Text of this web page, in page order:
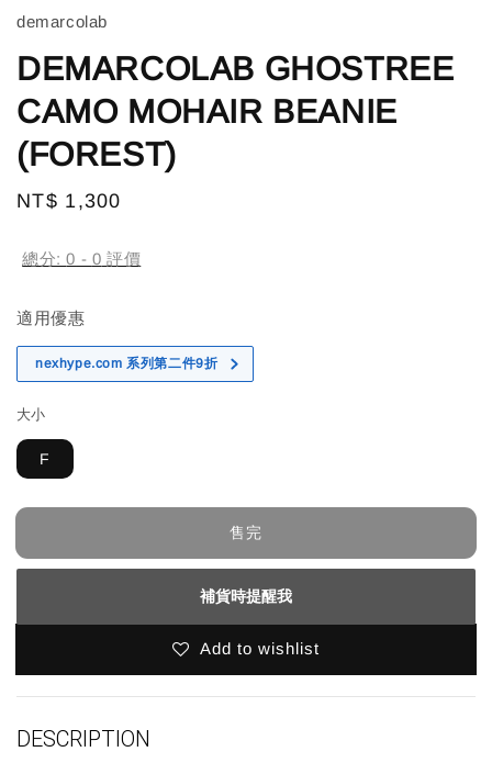
demarcolab
DEMARCOLAB GHOSTREE
CAMO MOHAIR BEANIE
(FOREST)
Regular
NT$ 1,300
總分:0 - 0 評價
適用優惠
nexhype.com 系列第二件9折
大小
F
售完
補貨時提醒我
Add to wishlist
DESCRIPTION